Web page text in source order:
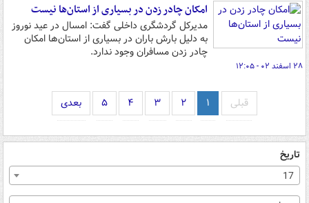
امکان چادر زدن در بسیاری از استان‌ها نیست
مدیرکل گردشگری داخلی گفت: امسال در عید نوروز
به دلیل بارش باران در بسیاری از استان‌ها امکان
چادر زدن مسافران وجود ندارد.
۲۸ اسفند ۰۲ - ۱۲:۰۵
قبلی ۱ ۲ ۳ ۴ ۵ بعدی
تاریخ
17